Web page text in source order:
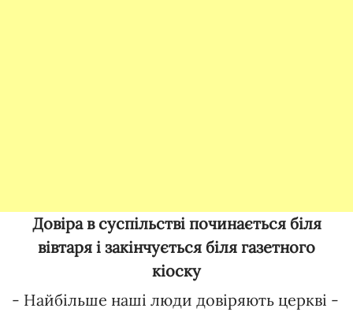
Довіра в суспільстві починається біля
вівтаря і закінчується біля газетного
кіоску
- Найбільше наші люди довіряють церкві -